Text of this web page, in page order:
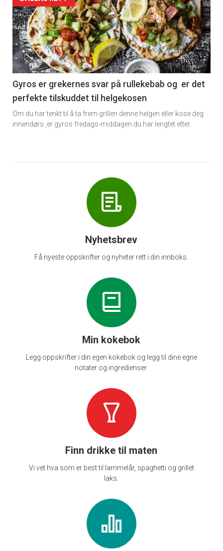
akkurat
nå
-
6
Gyros er grekernes svar på rullekebab og er det
perfekte tilskuddet til helgekosen
Om du har tenkt til å ta frem grillen denne helgen eller kose deg
innendørs ,er gyros fredags-middagen du har lengtet etter.
Nyhetsbrev
Få nyeste oppskrifter og nyheter rett i din innboks.
Min kokebok
Legg oppskrifter i din egen kokebok og legg til dine egne
notater og ingredienser.
Finn drikke til maten
Vi vet hva som er best til lammelår, spaghetti og grillet
laks.